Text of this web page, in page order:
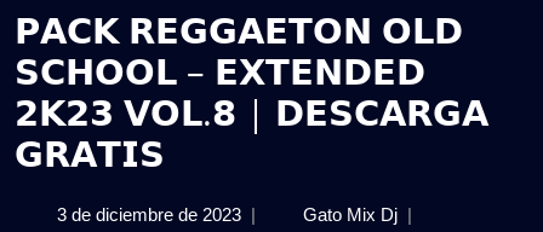
𝗣𝗔𝗖𝗞 𝗥𝗘𝗚𝗚𝗔𝗘𝗧𝗢𝗡 𝗢𝗟𝗗
𝗦𝗖𝗛𝗢𝗢𝗟 – 𝗘𝗫𝗧𝗘𝗡𝗗𝗘𝗗
𝟮𝗞𝟮𝟯 𝗩𝗢𝗟.𝟴 | 𝗗𝗘𝗦𝗖𝗔𝗥𝗚𝗔
𝗚𝗥𝗔𝗧𝗜𝗦
3 de diciembre de 20233 | Gato Mix Dj𝗣𝗔𝗖𝗞
|